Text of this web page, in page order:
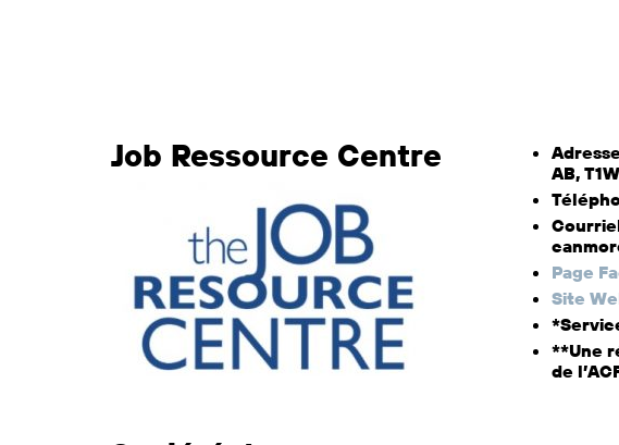
Job Ressource Centre
AB,
Page
Site
**Une
de